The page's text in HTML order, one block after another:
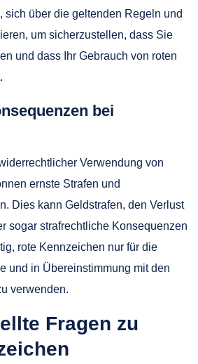
sich über die geltenden Regeln und
um sicherzustellen, dass Sie
und dass Ihr Gebrauch von roten
bei
Verwendung von
ernste Strafen und
Dies kann Geldstrafen, den Verlust
sogar strafrechtliche Konsequenzen
rote Kennzeichen nur für die
und in Übereinstimmung mit den
verwenden.
Fragen zu